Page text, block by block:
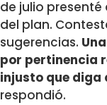
de julio presenté
del plan.
sugerencias.
por pertinencia
injusto que diga
respondió.